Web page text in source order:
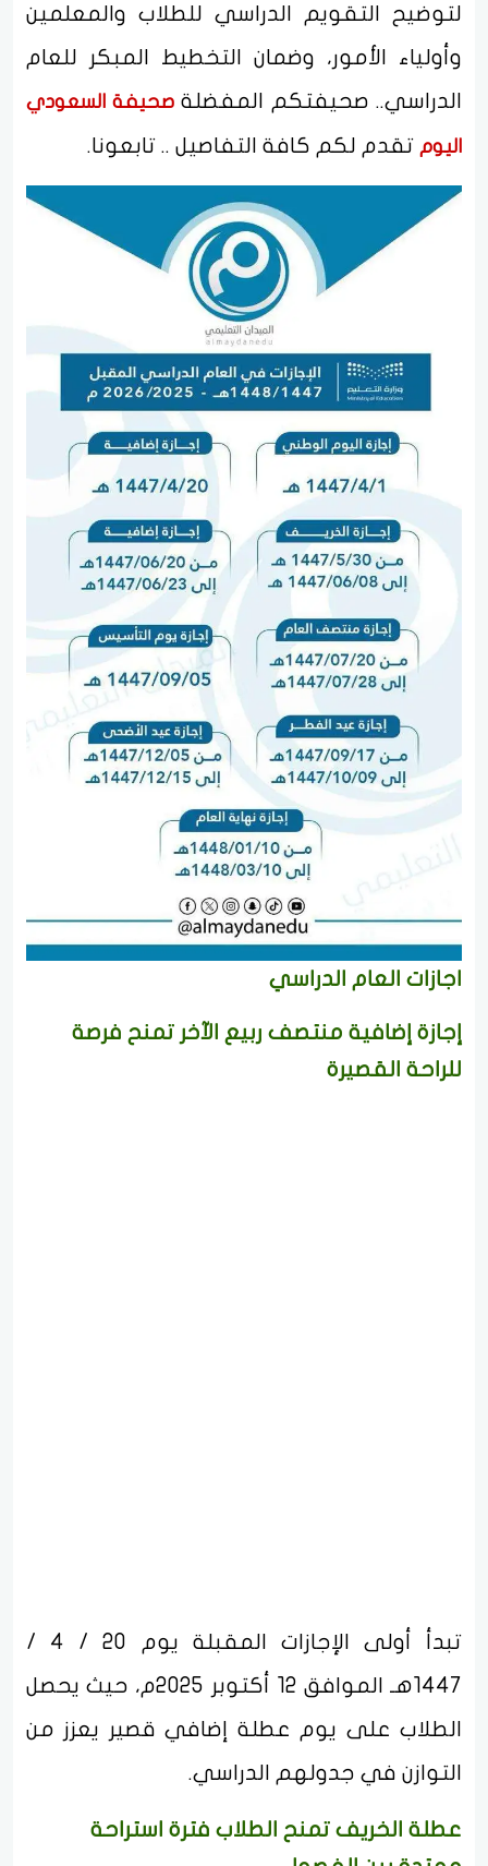
لتوضيح التقويم الدراسي للطلاب والمعلمين
وأولياء الأمور، وضمان التخطيط المبكر للعام
الدراسي.. صحيفتكم المفضلةصحيفة السعودي
اليوم تقدم لكم كافة التفاصيل .. تابعونا.
اجازات العام الدراسي
إجازة إضافية منتصف ربيع الآخر تمنح فرصة
للراحة القصيرة
تبدأ أولى الإجازات المقبلة يوم 20 / 4 /
1447هـ الموافق 12 أكتوبر 2025م، حيث يحصل
الطلاب على يوم عطلة إضافي قصير يعزز من
التوازن في جدولهم الدراسي.
عطلة الخريف تمنح الطلاب فترة استراحة